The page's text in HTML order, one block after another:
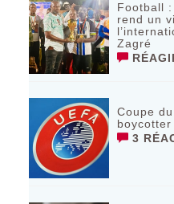
Football
rend un
Zagré
Coupe
3